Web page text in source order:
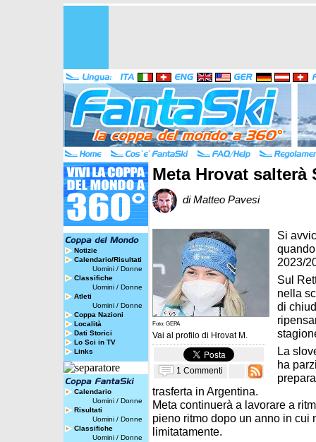
Notizie
Calendario/Risultati
Uomini / Donne
Classifiche
Uomini / Donne
Atleti
Uomini / Donne
Coppa Nazioni
Località
Dati Storici
Lo Sci in TV
Links
Calendario
Uomini / Donne
Risultati
Uomini / Donne
Classifiche
Uomini / Donne
Meta Hrovat salterà
di Matteo Pavesi
Foto: GEPA
Vai al profilo di Hrovat M.
1 Commenti
Si
2023/
Sul
nella
di
La
ha
trasferta in Argentina.
Meta continuerà a lavorare a
pieno ritmo dopo un anno in cui
limitatamente.